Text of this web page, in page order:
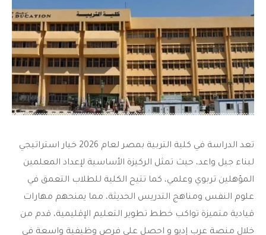
تعد الدراسة في كلية التربية بمصر
لعام 2026 خيار استراتيجي
لبناء جيل واعد، حيث تمثل الركيزة الأساسية لإعداد المعلمين
المؤهلين تربوي وعلمي، كما تتيح الكلية للطلاب التعمق في
علوم النفس ومناهج التدريس الحديثة، مما يمنحهم مهارات
قيادية متميزة تواكب خطط تطوير التعليم الإقليمية، قدم من
خلال منصة عرب إديو و احصل على فرص وظيفية واسعة في